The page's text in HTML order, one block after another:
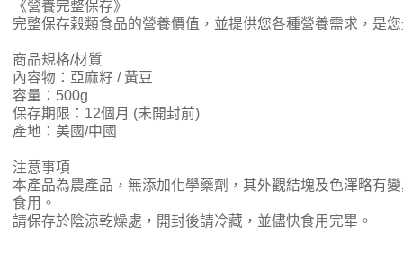
《營養完整保存》
完整保存榖類食品的營養價值，並提供您各種營養需求，是
商品規格/材質
內容物：亞麻籽 / 黃豆
容量：500g
保存期限：12個月 (未開封前)
產地：美國/中國
注意事項
本產品為農產品，無添加化學藥劑，其外觀結塊及色澤略有
食用。
請保存於陰涼乾燥處，開封後請冷藏，並儘快食用完畢。